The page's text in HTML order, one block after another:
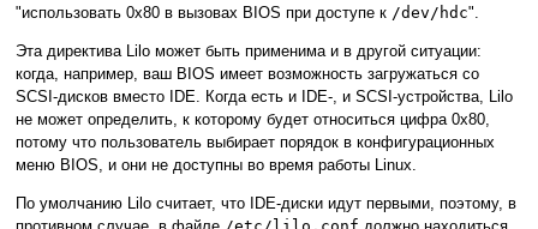
"использовать 0x80 в вызовах BIOS при доступе к /dev/hdc".
Эта директива Lilo может быть применима и в другой ситуации:
когда, например, ваш BIOS имеет возможность загружаться со
SCSI-дисков вместо IDE. Когда есть и IDE-, и SCSI-устройства, Lilo
не может определить, к которому будет относиться цифра 0x80,
потому что пользователь выбирает порядок в конфигурационных
меню BIOS, и они не доступны во время работы Linux.
По умолчанию Lilo считает, что IDE-диски идут первыми, поэтому, в